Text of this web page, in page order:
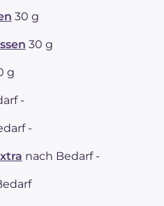
30 g
30 g
g
-
-
nach Bedarf -